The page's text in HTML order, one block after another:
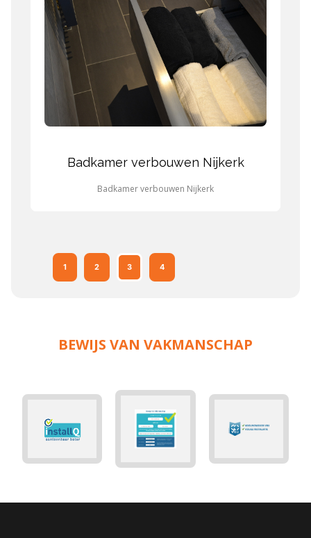
Badkamer verbouwen Nijkerk
Badkamer verbouwen Nijkerk
1 2 3 4
BEWIJS VAN VAKMANSCHAP